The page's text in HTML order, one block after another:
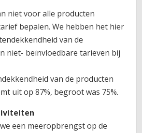
niet voor alle producten
bepalen. We hebben het hier
van de
niet- beïnvloedbare tarieven bij
van de producten
uit op 87%, begroot was 75%.
een meeropbrengst op de